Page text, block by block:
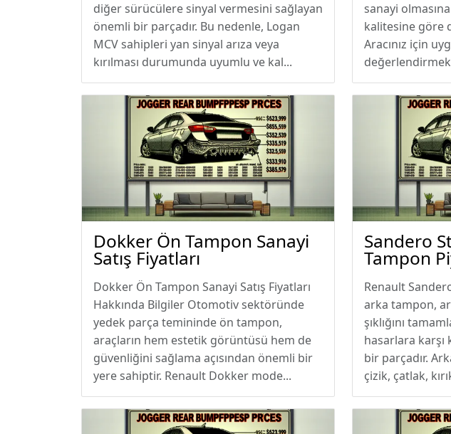
diğer sürücülere sinyal vermesini sağlayan
önemli bir parçadır. Bu nedenle, Logan
MCV sahipleri yan sinyal arıza veya
kırılması durumunda uyumlu ve kal...
sanayi
kalitesine göre
Aracınız için
Dokker Ön Tampon Sanayi
Satış Fiyatları
Dokker Ön Tampon Sanayi Satış Fiyatları
Hakkında Bilgiler Otomotiv sektöründe
yedek parça temininde ön tampon,
araçların hem estetik görüntüsü hem de
güvenliğini sağlama açısından önemli bir
yere sahiptir. Renault Dokker mode...
Sandero
Tampon
Renault
arka tampon,
şıklığını
hasarlara
bir parçadır.
çizik, çatlak,